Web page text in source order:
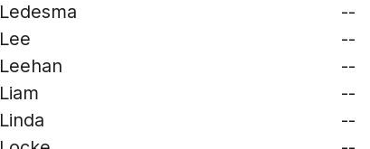
Ledesma
--
Lee
--
Leehan
--
Liam
--
Linda
--